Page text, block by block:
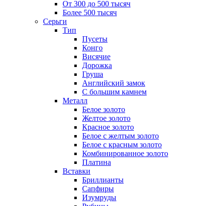
От 300 до 500 тысяч
Более 500 тысяч
Серьги
Тип
Пусеты
Конго
Висячие
Дорожка
Груша
Английский замок
С большим камнем
Металл
Белое золото
Желтое золото
Красное золото
Белое с желтым золото
Белое с красным золото
Комбинированное золото
Платина
Вставки
Бриллианты
Сапфиры
Изумруды